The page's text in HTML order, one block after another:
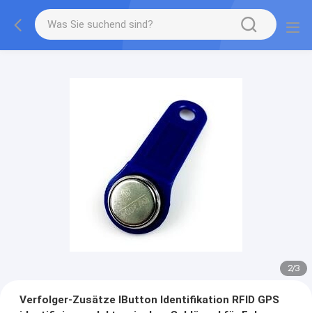
2/3
Verfolger-Zusätze IButton Identifikation RFID GPS